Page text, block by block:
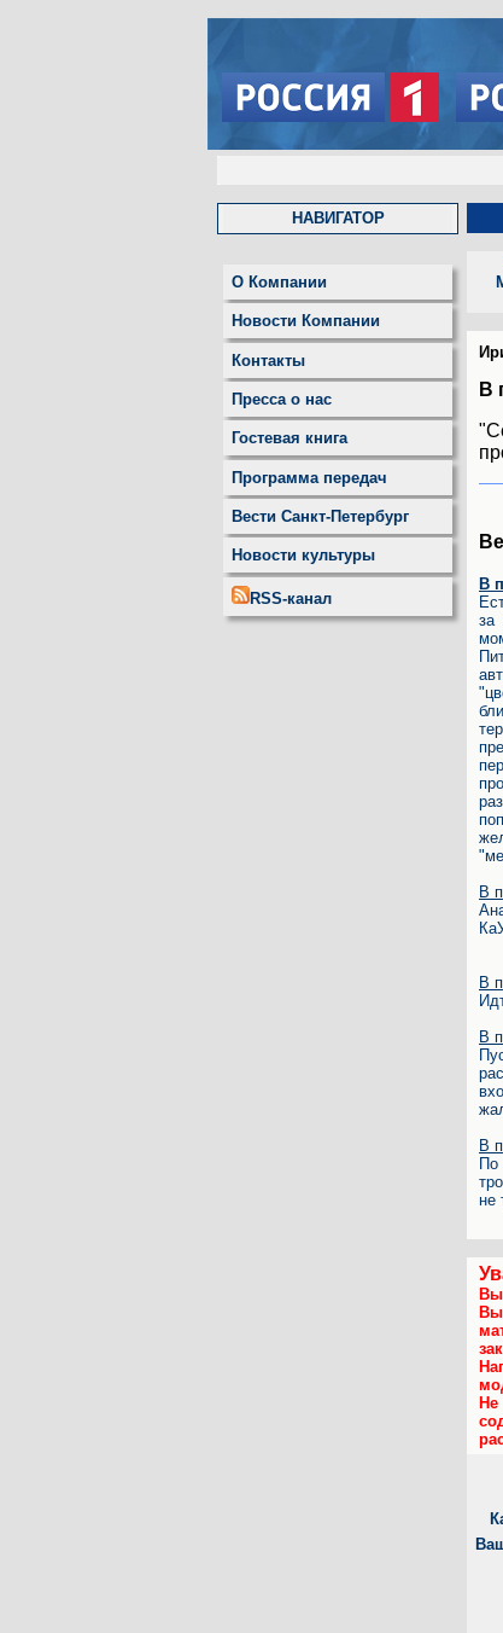
НАВИГАТОР
О Компании
Новости Компании
Контакты
Пресса о нас
Гостевая книга
Программа передач
Вести Санкт-Петербург
Новости культуры
RSS-канал
В
В
за
В
В
В
В
По
не
Вы